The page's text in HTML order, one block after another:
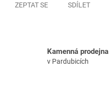
ZEPTAT SE SDÍLET
Kamenná prodejna
v Pardubicích